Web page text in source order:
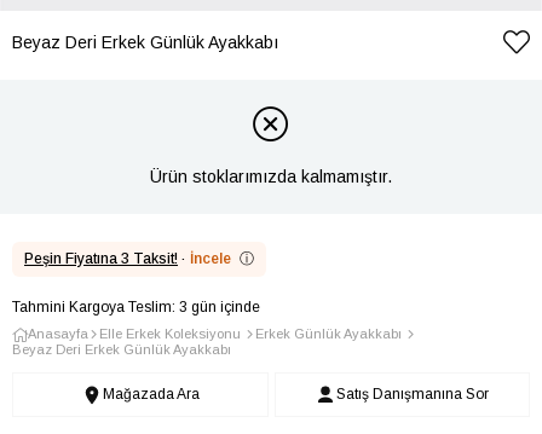
Beyaz Deri Erkek Günlük Ayakkabı
Ürün stoklarımızda kalmamıştır.
Peşin Fiyatına 3 Taksit! · İncele ⓘ
Tahmini Kargoya Teslim: 3 gün içinde
Anasayfa Elle Erkek Koleksiyonu
Erkek Günlük Ayakkabı
Beyaz Deri Erkek Günlük Ayakkabı
Mağazada Ara Satış Danışmanına Sor